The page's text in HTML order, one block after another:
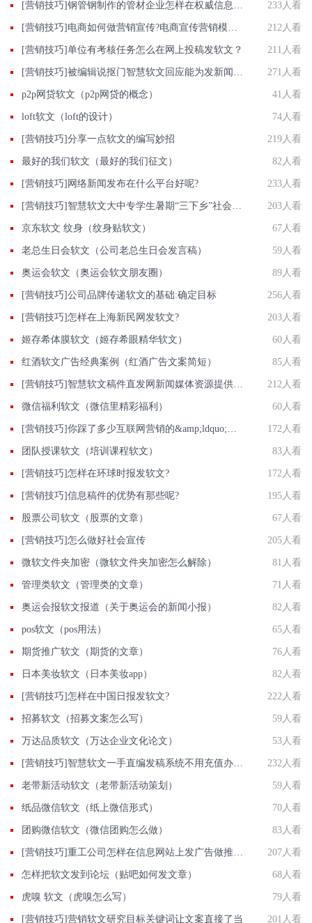
233人看
212人看
[营销技巧]单位有考核任务怎么在网上投稿发软文？ 211人看
271人看
p2p网贷软文（p2p网贷的概念） 41人看
loft软文（loft的设计） 74人看
[营销技巧]分享一点软文的编写妙招 219人看
最好的我们软文（最好的我们征文） 82人看
[营销技巧]网络新闻发布在什么平台好呢? 233人看
203人看
京东软文 纹身（纹身贴软文） 67人看
老总生日会软文（公司老总生日会发言稿） 59人看
奥运会软文（奥运会软文朋友圈） 89人看
[营销技巧]公司品牌传递软文的基础:确定目标 256人看
[营销技巧]怎样在上海新民网发软文? 203人看
姬存希体膜软文（姬存希眼精华软文） 60人看
红酒软文广告经典案例（红酒广告文案简短） 85人看
212人看
微信福利软文（微信里精彩福利） 60人看
172人看
团队授课软文（培训课程软文） 83人看
[营销技巧]怎样在环球时报发软文? 172人看
[营销技巧]信息稿件的优势有那些呢? 195人看
股票公司软文（股票的文章） 67人看
[营销技巧]怎么做好社会宣传 205人看
微软文件夹加密（微软文件夹加密怎么解除） 81人看
管理类软文（管理类的文章） 71人看
奥运会报软文报道（关于奥运会的新闻小报） 82人看
pos软文（pos用法） 65人看
期货推广软文（期货的文章） 76人看
日本美妆软文（日本美妆app） 82人看
[营销技巧]怎样在​中国日报发软文? 222人看
招募软文（招募文案怎么写） 59人看
万达品质软文（万达企业文化论文） 53人看
232人看
老带新活动软文（老带新活动策划） 59人看
纸品微信软文（纸上微信形式） 70人看
团购微信软文（微信团购怎么做） 83人看
207人看
怎样把软文发到论坛（贴吧如何发文章） 68人看
虎嗅 软文（虎嗅怎么写） 79人看
[营销技巧]营销软文研究目标关键词让文案直接了当 201人看